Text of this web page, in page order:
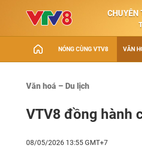
CHUYÊN
NÓNG CÙNG VTV8 VĂN
Văn hoá – Du lịch
VTV8 đồng hành
08/05/2026 13:55 GMT+7